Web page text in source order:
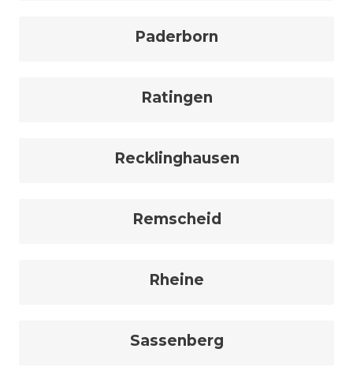
Paderborn
Ratingen
Recklinghausen
Remscheid
Rheine
Sassenberg